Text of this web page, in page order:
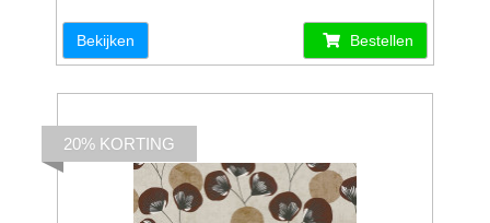
Bekijken Bestellen
20% KORTING